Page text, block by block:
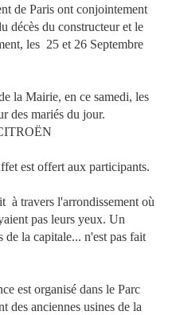
de Paris ont conjointement
décès du constructeur et le
les 25 et 26 Septembre
Mairie, en ce samedi, les
des mariés du jour.
est offert aux participants.
travers l'arrondissement où
pas leurs yeux. Un
de la capitale... n'est pas fait
est organisé dans le Parc
des anciennes usines de la